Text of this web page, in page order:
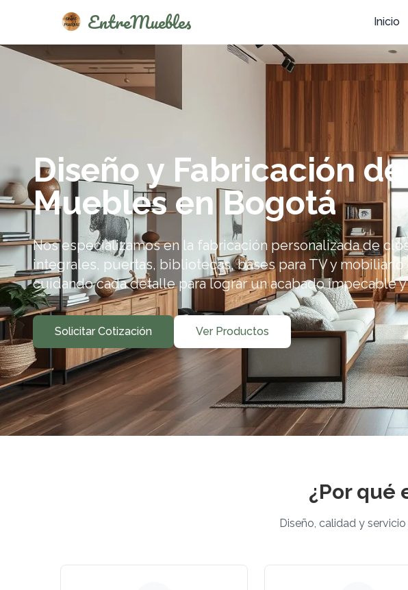
EntreMuebles Inicio
Diseño y Fabricación de
Muebles en Bogotá
Nos especializamos en la fabricación personalizada de
integrales, puertas, bibliotecas, bases para TV y mobiliario
cuidando cada detalle para lograr un acabado impecable
Solicitar Cotización Ver Productos
¿Por qué
Diseño, calidad y